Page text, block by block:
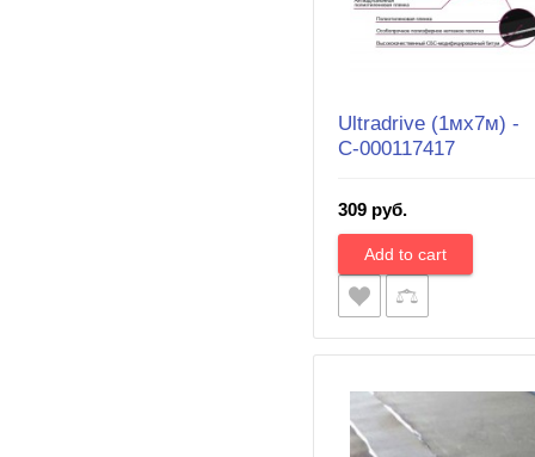
Ultradrive (1мx7м) -
С-000117417
309 руб.